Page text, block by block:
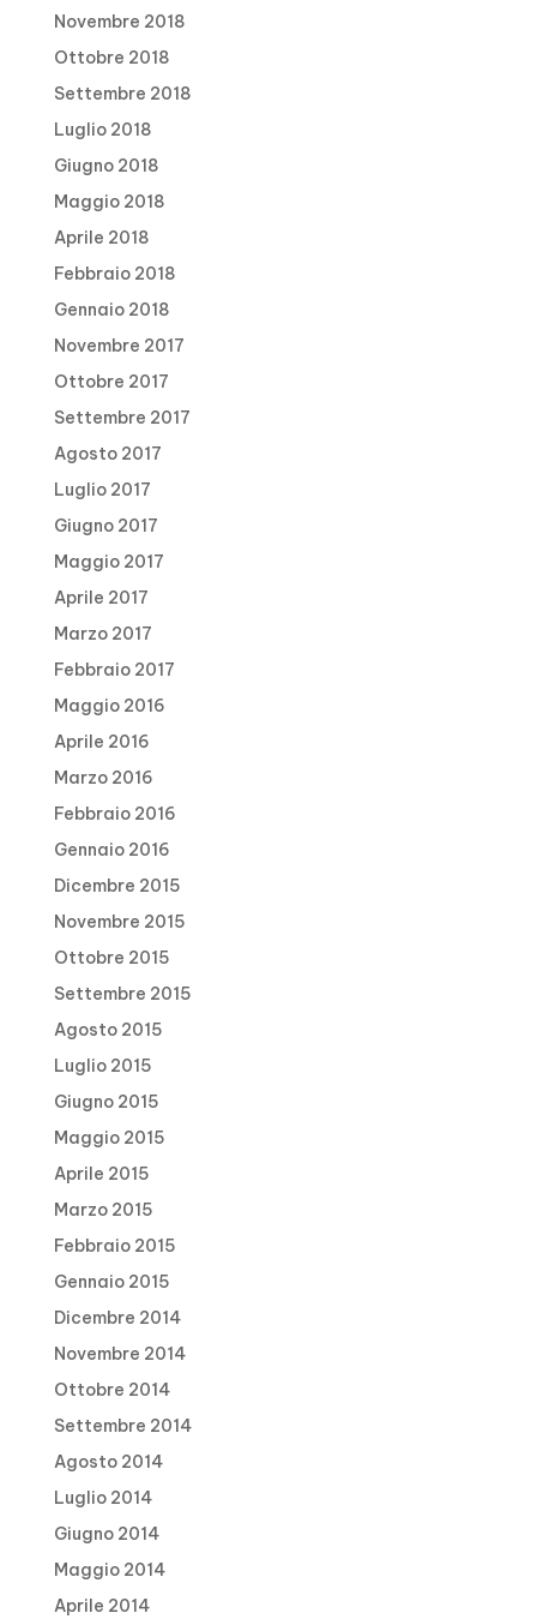
Novembre 2018
Ottobre 2018
Settembre 2018
Luglio 2018
Giugno 2018
Maggio 2018
Aprile 2018
Febbraio 2018
Gennaio 2018
Novembre 2017
Ottobre 2017
Settembre 2017
Agosto 2017
Luglio 2017
Giugno 2017
Maggio 2017
Aprile 2017
Marzo 2017
Febbraio 2017
Maggio 2016
Aprile 2016
Marzo 2016
Febbraio 2016
Gennaio 2016
Dicembre 2015
Novembre 2015
Ottobre 2015
Settembre 2015
Agosto 2015
Luglio 2015
Giugno 2015
Maggio 2015
Aprile 2015
Marzo 2015
Febbraio 2015
Gennaio 2015
Dicembre 2014
Novembre 2014
Ottobre 2014
Settembre 2014
Agosto 2014
Luglio 2014
Giugno 2014
Maggio 2014
Aprile 2014